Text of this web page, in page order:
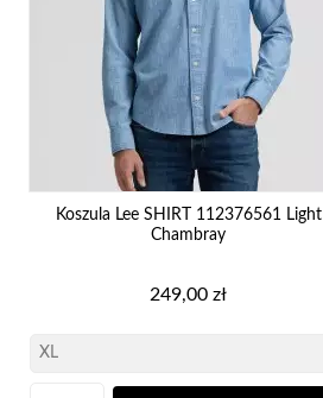
Koszula Lee SHIRT 112376561 Light
Chambray
Cena
249,00 zł